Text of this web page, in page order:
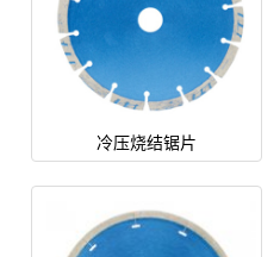
冷压烧结锯片